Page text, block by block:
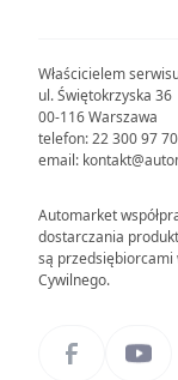
Właścicielem
ul. Świętokrzyska 36
00-116 Warszawa
telefon: 22 300 97 70
email:
Automarket
dostarczania
są przedsiębiorcami
Cywilnego.